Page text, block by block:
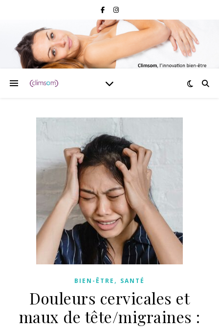
BIEN-ÊTRE , SANTÉ
Douleurs cervicales et
maux de tête/migraines :